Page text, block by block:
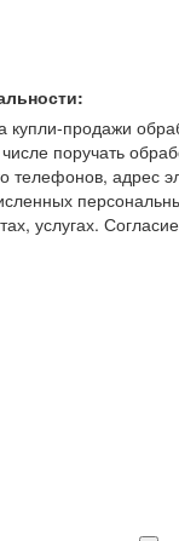
продажи
поручать
адрес
услугах.